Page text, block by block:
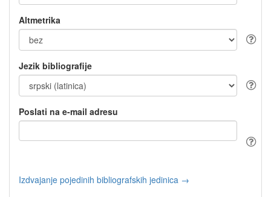
Altmetrika
Jezik bibliografije
Poslati na e-mail adresu
Izdvajanje pojedinih bibliografskih jedinica →